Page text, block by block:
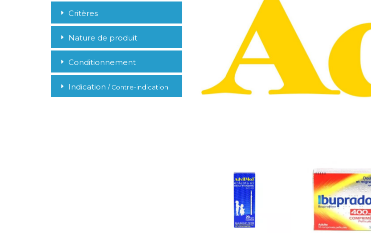
Critères
Nature de produit
Conditionnement
Indication / Contre-indication